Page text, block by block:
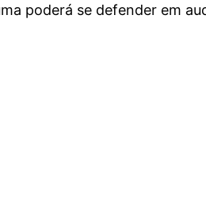
poderá se defender em